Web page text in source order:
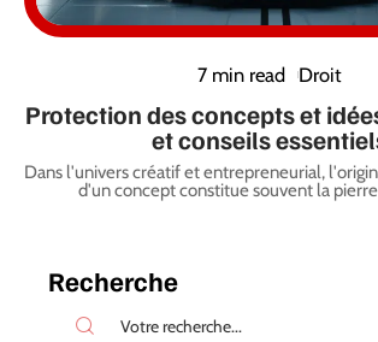
7 min read Droit
Protection des concepts et
et conseils
Dans l'univers créatif et entrepreneurial,
d'un concept constitue souvent la
Recherche